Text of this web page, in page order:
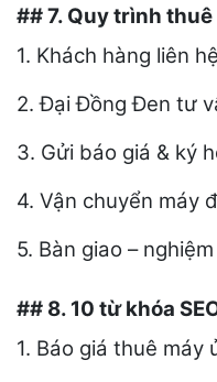
## 7. Quy trình
1. Khách hàng liên
2. Đại Đồng Đen tư
3. Gửi báo giá & ký
4. Vận chuyển máy
5. Bàn giao –
## 8. 10 từ khóa
1. Báo giá thuê máy